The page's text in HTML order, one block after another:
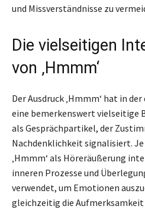
und Missverständnisse zu
Die vielseitigen
von ‚Hmmm‘
Der Ausdruck ‚Hmmm‘ hat in
eine bemerkenswert vielseitige
als Gesprächpartikel, der
Nachdenklichkeit signalisiert.
‚Hmmm‘ als Höreräußerung
inneren Prozesse und
verwendet, um Emotionen
gleichzeitig die Aufmerksamkeit